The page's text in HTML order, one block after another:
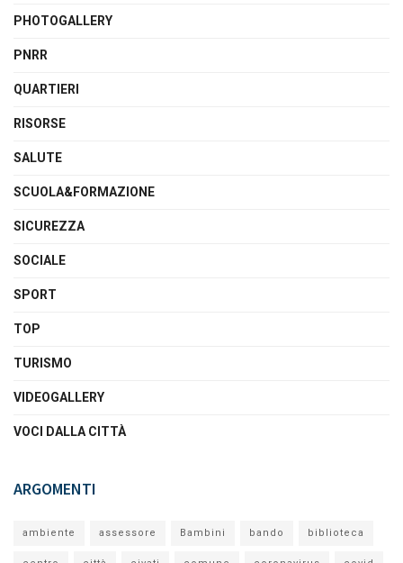
PHOTOGALLERY
PNRR
QUARTIERI
RISORSE
SALUTE
SCUOLA&FORMAZIONE
SICUREZZA
SOCIALE
SPORT
TOP
TURISMO
VIDEOGALLERY
VOCI DALLA CITTÀ
ARGOMENTI
ambiente assessore Bambini bando biblioteca